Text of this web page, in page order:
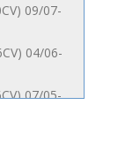
09/07-
04/06-
07/05-